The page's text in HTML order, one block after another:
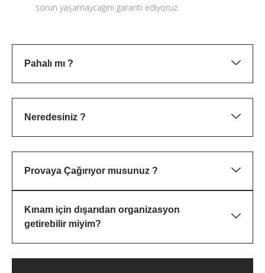
sorun yaşamaycağını garanti ediyoruz.
Pahalı mı ?
Neredesiniz ?
Provaya Çağırıyor musunuz ?
Kınam için dışarıdan organizasyon
getirebilir miyim?